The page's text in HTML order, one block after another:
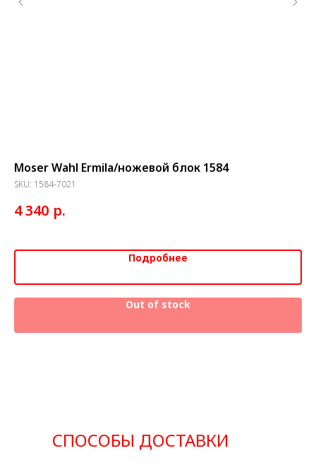
Moser Wahl Ermila/ножевой блок 1584
SKU: 1584-7021
4 340 р.
Подробнее
Out of stock
СПОСОБЫ ДОСТАВКИ